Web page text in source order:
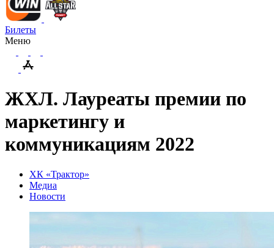
Билеты
Меню
ЖХЛ. Лауреаты премии по
маркетингу и
коммуникациям 2022
ХК «Трактор»
Медиа
Новости